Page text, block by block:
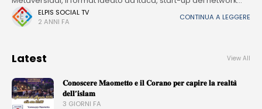
FMTS Group, specializzata nello sviluppo di contenuti didattici
in Realtà Virtuale, che
ELPIS SOCIAL TV
2 ANNI FA
CONTINUA A LEGGERE
Latest View All
𝐂𝐨𝐧𝐨𝐬𝐜𝐞𝐫𝐞 𝐌𝐚𝐨𝐦𝐞𝐭𝐭𝐨 𝐞 𝐢𝐥 𝐂𝐨𝐫𝐚𝐧𝐨 𝐩𝐞𝐫 𝐜𝐚𝐩𝐢𝐫𝐞 𝐥𝐚 𝐫𝐞𝐚𝐥𝐭𝐚̀
𝐝𝐞𝐥𝐥’𝐢𝐬𝐥𝐚𝐦
3 GIORNI FA